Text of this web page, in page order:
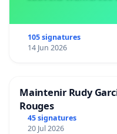
105 signatures
14 Jun 2026
Maintenir Rudy
Rouges
45 signatures
20 Jul 2026